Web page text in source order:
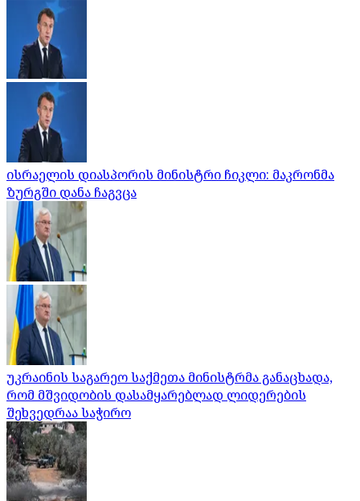
ისრაელის დიასპორის მინისტრი ჩიკლი: მაკრონმა
ზურგში დანა ჩაგვცა
უკრაინის საგარეო საქმეთა მინისტრმა განაცხადა,
რომ მშვიდობის დასამყარებლად ლიდერების
შეხვედრაა საჭირო